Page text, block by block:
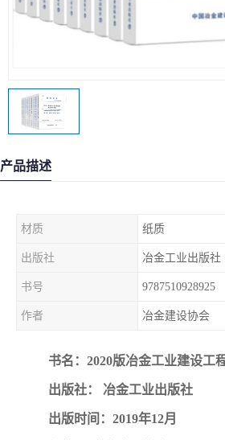
产品描述
材质 纸质
出版社 冶金工业出版社
书号 9787510928925
作者 冶金建设协会
书名：2020版冶金工业建设工
出版社： 冶金工业出版社
出版时间：2019年12月